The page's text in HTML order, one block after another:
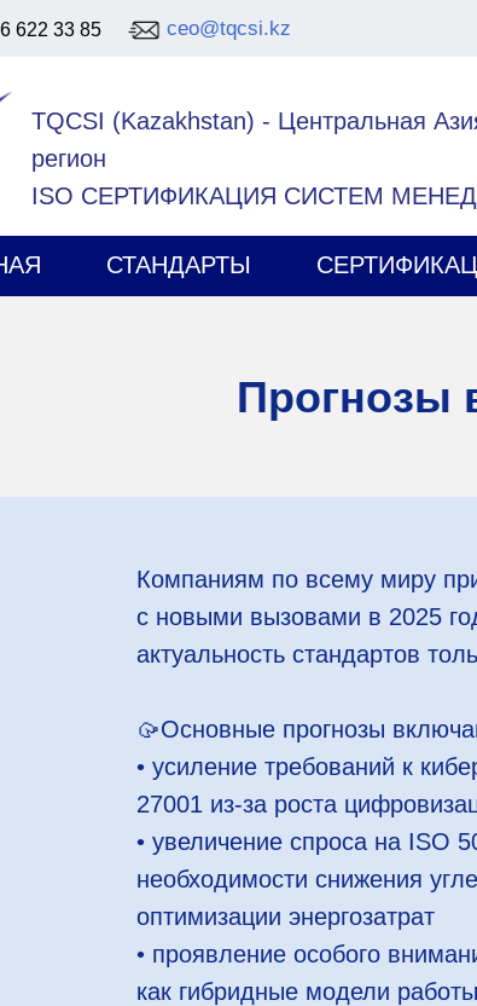
622 33 85 ceo@tqcsi.kz
TQCSI (Kazakhstan) - Центральная
регион
ISO СЕРТИФИКАЦИЯ СИСТЕМ
СТАНДАРТЫ
Прогнозы
Компаниям по всему миру
с новыми вызовами в 2025
актуальность стандартов
🥠Основные прогнозы
• усиление требований к
27001 из-за роста
• увеличение спроса на ISO
необходимости снижения
оптимизации энергозатрат
• проявление особого
как гибридные модели